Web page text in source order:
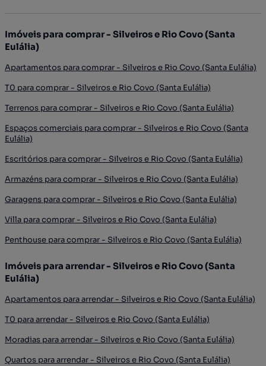
Imóveis para comprar - Silveiros e Rio Covo (Santa
Eulália)
Apartamentos para comprar - Silveiros e Rio Covo (Santa Eulália)
T0 para comprar - Silveiros e Rio Covo (Santa Eulália)
Terrenos para comprar - Silveiros e Rio Covo (Santa Eulália)
Espaços comerciais para comprar - Silveiros e Rio Covo (Santa
Eulália)
Escritórios para comprar - Silveiros e Rio Covo (Santa Eulália)
Armazéns para comprar - Silveiros e Rio Covo (Santa Eulália)
Garagens para comprar - Silveiros e Rio Covo (Santa Eulália)
Villa para comprar - Silveiros e Rio Covo (Santa Eulália)
Penthouse para comprar - Silveiros e Rio Covo (Santa Eulália)
Imóveis para arrendar - Silveiros e Rio Covo (Santa
Eulália)
Apartamentos para arrendar - Silveiros e Rio Covo (Santa Eulália)
T0 para arrendar - Silveiros e Rio Covo (Santa Eulália)
Moradias para arrendar - Silveiros e Rio Covo (Santa Eulália)
Quartos para arrendar - Silveiros e Rio Covo (Santa Eulália)